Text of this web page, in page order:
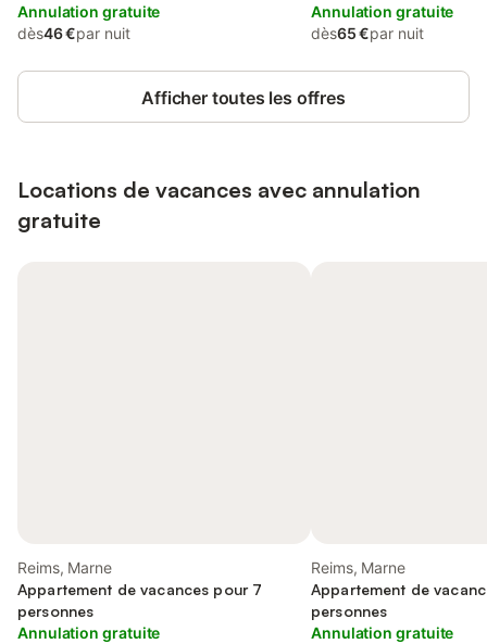
Annulation gratuite
dès46 €par nuit
Annulation gratuite
dès65 €par nuit
Afficher toutes les offres
Locations de vacances avec annulation
gratuite
Reims, Marne
Appartement de vacances pour 7
personnes
Annulation gratuite
Reims, Marne
Appartement de
personnes
Annulation gratuite